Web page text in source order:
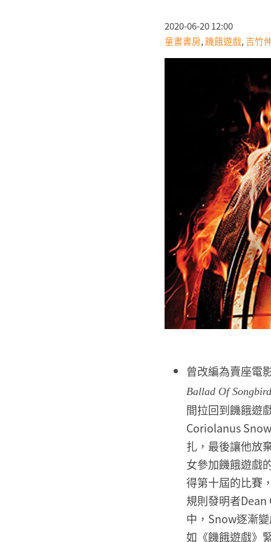
2020-06-20 12:00
童書書房,饑餓遊戲, 吉竹
曾改編為賣座電
Ballad Of
間拉回到饑餓遊
Coriolanus
扎，最後讓他放
女參加饑餓遊戲
得第十屆的比賽
規則發明者
中，Snow逐漸
如《饑餓遊戲》